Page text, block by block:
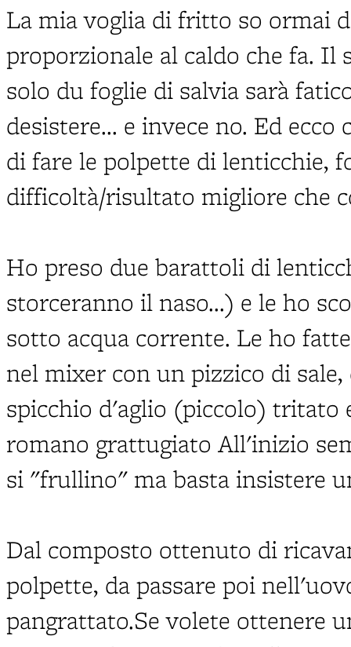
La mia voglia di fritto so ormai
proporzionale al caldo che fa. Il
solo du foglie di salvia sarà
desistere... e invece no. Ed
di fare le polpette di lenticchie,
difficoltà/risultato migliore che
Ho preso due barattoli di
storceranno il naso...) e le ho
sotto acqua corrente. Le ho
nel mixer con un pizzico di
spicchio d'aglio (piccolo) tritato
romano grattugiato All'inizio
si "frullino" ma basta insistere
Dal composto ottenuto di
polpette, da passare poi
pangrattato.Se volete ottenere